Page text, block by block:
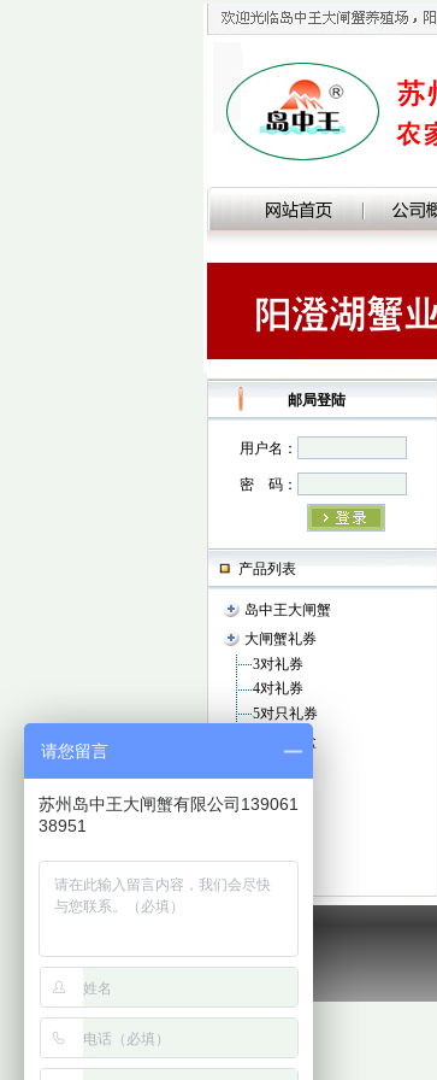
邮局登陆
用户名：
密 码：
产品列表
岛中王大闸蟹
大闸蟹礼券
3对礼券
4对礼券
5对只礼券
大闸蟹礼盒
5对礼盒
请您留言
苏州岛中王大闸蟹有限公司139061
38951